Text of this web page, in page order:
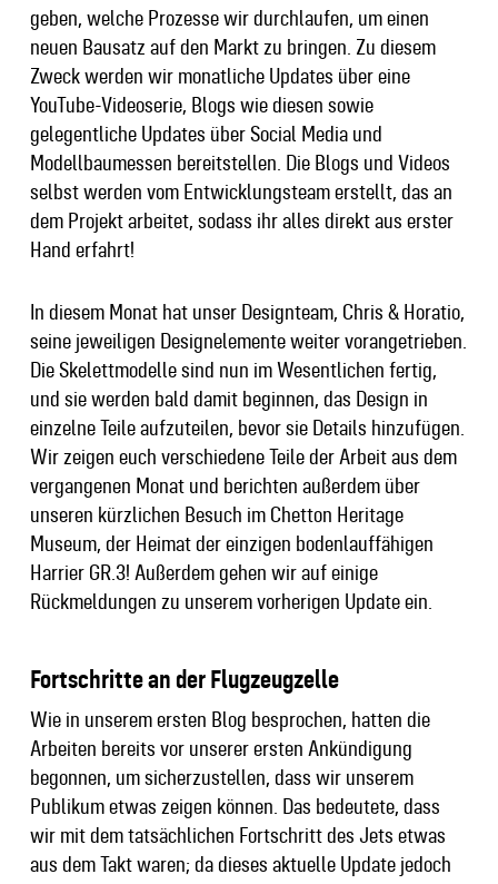
geben, welche Prozesse wir durchlaufen, um einen
neuen Bausatz auf den Markt zu bringen. Zu diesem
Zweck werden wir monatliche Updates über eine
YouTube-Videoserie, Blogs wie diesen sowie
gelegentliche Updates über Social Media und
Modellbaumessen bereitstellen. Die Blogs und Videos
selbst werden vom Entwicklungsteam erstellt, das an
dem Projekt arbeitet, sodass ihr alles direkt aus erster
Hand erfahrt!
In diesem Monat hat unser Designteam, Chris & Horatio,
seine jeweiligen Designelemente weiter vorangetrieben.
Die Skelettmodelle sind nun im Wesentlichen fertig,
und sie werden bald damit beginnen, das Design in
einzelne Teile aufzuteilen, bevor sie Details hinzufügen.
Wir zeigen euch verschiedene Teile der Arbeit aus dem
vergangenen Monat und berichten außerdem über
unseren kürzlichen Besuch im Chetton Heritage
Museum, der Heimat der einzigen bodenlauffähigen
Harrier GR.3! Außerdem gehen wir auf einige
Rückmeldungen zu unserem vorherigen Update ein.
Fortschritte an der Flugzeugzelle
Wie in unserem ersten Blog besprochen, hatten die
Arbeiten bereits vor unserer ersten Ankündigung
begonnen, um sicherzustellen, dass wir unserem
Publikum etwas zeigen können. Das bedeutete, dass
wir mit dem tatsächlichen Fortschritt des Jets etwas
aus dem Takt waren; da dieses aktuelle Update jedoch